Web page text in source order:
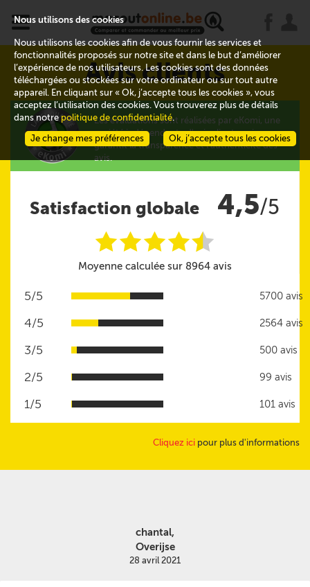
x
Avis clients
Les évaluations sont réalisées par eKomi, une
société indépendante d'avis clients qui
garantit la transparence et l'authenticité des
avis.
Satisfaction globale 4,5/5
iiiii
@
Moyenne calculée sur 8964 avis
5/5 5700 avis
4/5 2564 avis
3/5 500 avis
2/5 99 avis
1/5 101 avis
Cliquez ici pour plus d'informations
chantal,
Overijse
28 avril 2021
Nous utilisons des cookies
Nous utilisons les cookies afin de vous fournir les services et
fonctionnalités proposés sur notre site et dans le but d’améliorer
l’expérience de nos utilisateurs. Les cookies sont des données
téléchargées ou stockées sur votre ordinateur ou sur tout autre
appareil. En cliquant sur « Ok, j’accepte tous les cookies », vous
acceptez l’utilisation des cookies. Vous trouverez plus de détails
dans notrepolitique de confidentialité.
Ok, j’accepte tous les cookies
Je change mes préférences